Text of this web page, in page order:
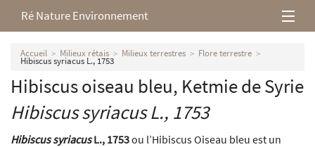
Ré Nature Environnement
L’association
Milieux rétais
Nos parutions
Accueil Milieux rétais Milieux terrestres Flore terrestre
Hibiscus syriacus L., 1753
Hibiscus oiseau bleu, Ketmie de Syrie
Hibiscus syriacusL., 1753
Hibiscus syriacusL., 1753ou l’Hibiscus Oiseau bleu est un